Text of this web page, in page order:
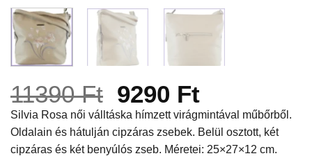
11390Ft Original
price
was:
9290 FtCurrent
price
is:
Silvia Rosa női válltáska hímzett virágmintával műbőrből.
Oldalain és hátulján cipzáras zsebek. Belül osztott, két
cipzáras és két benyúlós zseb. Méretei: 25×27×12 cm.